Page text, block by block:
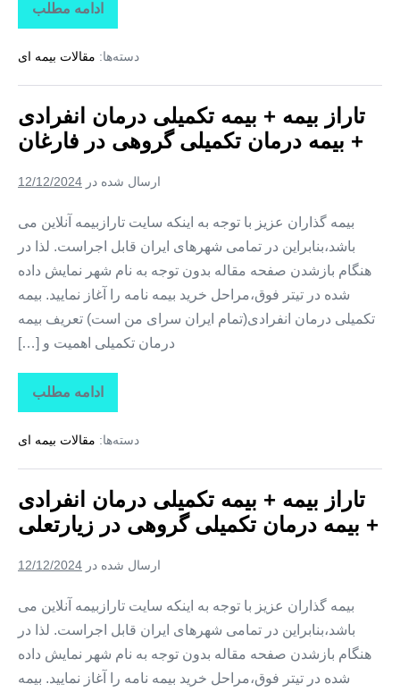
ادامه مطلب
تاراز
بیمه
بیمه
درمان
+
بیمه
درمان
تکمیلی
در
دسته‌ها: مقالات بیمه ای
تاراز بیمه + بیمه تکمیلی درمان انفرادی
+ بیمه درمان تکمیلی گروهی در فارغان
ارسال شده در 12/12/2024
بیمه گذاران عزیز با توجه به اینکه سایت تارازبیمه آنلاین می
باشد،بنابراین در تمامی شهرهای ایران قابل اجراست. لذا در
هنگام بازشدن صفحه مقاله بدون توجه به نام شهر نمایش داده
شده در تیتر فوق،مراحل خرید بیمه نامه را آغاز نمایید. بیمه
تکمیلی درمان انفرادی(تمام ایران سرای من است) تعریف بیمه
درمان تکمیلی اهمیت و […]
ادامه مطلب
تاراز
بیمه
بیمه
درمان
+
بیمه
درمان
تکمیلی
در
دسته‌ها: مقالات بیمه ای
تاراز بیمه + بیمه تکمیلی درمان انفرادی
+ بیمه درمان تکمیلی گروهی در زیارتعلی
ارسال شده در 12/12/2024
بیمه گذاران عزیز با توجه به اینکه سایت تارازبیمه آنلاین می
باشد،بنابراین در تمامی شهرهای ایران قابل اجراست. لذا در
هنگام بازشدن صفحه مقاله بدون توجه به نام شهر نمایش داده
شده در تیتر فوق،مراحل خرید بیمه نامه را آغاز نمایید. بیمه